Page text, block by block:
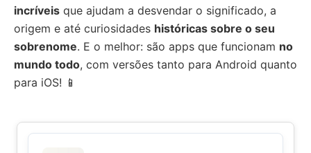
incríveis que ajudam a desvendar o significado, a
origem e até curiosidades históricas sobre o seu
sobrenome. E o melhor: são apps que funcionam no
mundo todo, com versões tanto para Android quanto
para iOS! 📱